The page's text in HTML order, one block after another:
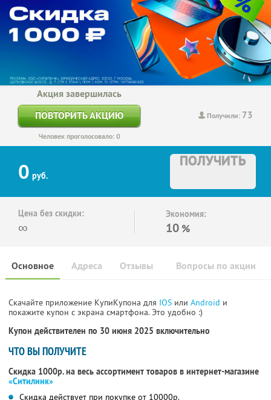
Получили: 73
Акция завершилась
ПОВТОРИТЬ АКЦИЮ
Человек проголосовало: 0
0 руб.
ПОЛУЧИТЬ
Цена без скидки:
∞
Экономия:
10 %
Основное Отзывы Вопросы по акции
Адреса
Скачайте приложение КупиКупона для IOS или Android и
покажите купон с экрана смартфона. Это удобно :)
Купон действителен по 30 июня 2025 включительно
ЧТО ВЫ ПОЛУЧИТЕ
Скидка 1000р. на весь ассортимент товаров в интернет-магазине
«Ситилинк»
Скидка действует при покупке от 10000р.